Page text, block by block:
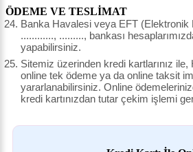
ÖDEME VE TESLİMAT
Banka Havalesi veya EFT (Elektronik
............, ........., bankası
yapabilirsiniz.
Sitemiz üzerinden kredi kartlarınız ile,
online tek ödeme ya da online taksit
yararlanabilirsiniz. Online
kredi kartınızdan tutar çekim işlemi